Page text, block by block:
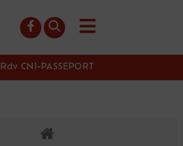
Rdv CNI-PASSEPORT